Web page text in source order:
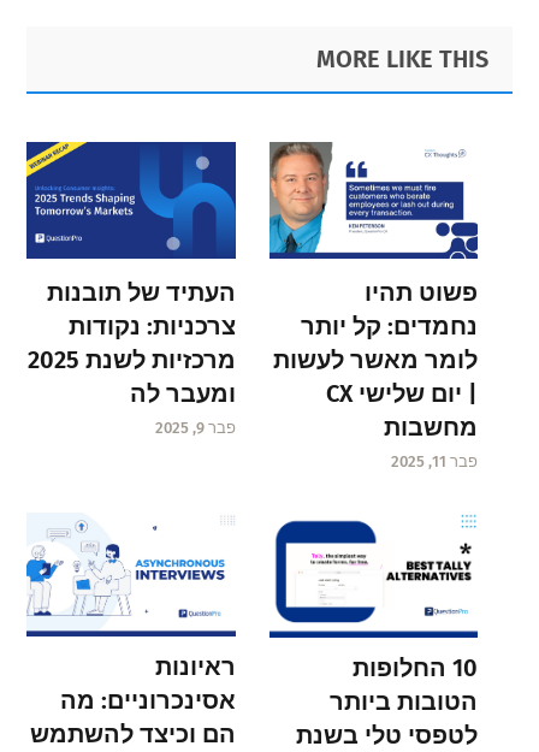
Primary
Sidebar
Footer
MORE LIKE THIS
פשוט תהיו
נחמדים: קל יותר
לומר מאשר לעשות
| יום שלישי CX
מחשבות
פבר 11, 2025
העתיד של תובנות
צרכניות: נקודות
מרכזיות לשנת 2025
ומעבר לה
פבר 9, 2025
10 החלופות
הטובות ביותר
לטפסי טלי בשנת
ראיונות
אסינכרוניים: מה
הם וכיצד להשתמש